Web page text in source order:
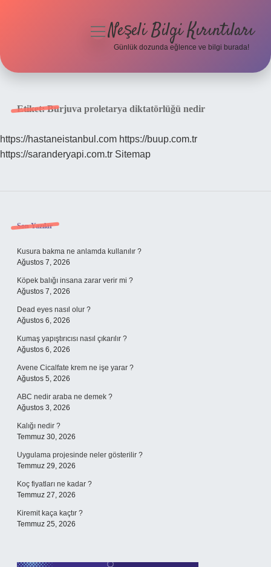
Hakkımızda
menüyüNeşeli Bilgi Kırıntıları
Günlük dozunda eğlence ve bilgi burada!
Etiket:Burjuva proletarya diktatörlüğü nedir
https://hastaneistanbul.com https://buup.com.tr
https://saranderyapi.com.tr Sitemap
Sidebar
Son Yazılar
Kusura bakma ne anlamda kullanılır ?
Ağustos 7, 2026
Köpek balığı insana zarar verir mi ?
Ağustos 7, 2026
Dead eyes nasıl olur ?
Ağustos 6, 2026
Kumaş yapıştırıcısı nasıl çıkarılır ?
Ağustos 6, 2026
Avene Cicalfate krem ne işe yarar ?
Ağustos 5, 2026
ABC nedir araba ne demek ?
Ağustos 3, 2026
Kalığı nedir ?
Temmuz 30, 2026
Uygulama projesinde neler gösterilir ?
Temmuz 29, 2026
Koç fiyatları ne kadar ?
Temmuz 27, 2026
Kiremit kaça kaçtır ?
Temmuz 25, 2026